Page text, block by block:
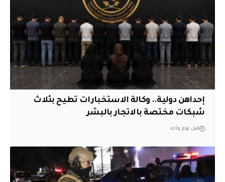
إحداهن دولية.. وكالة الاستخبارات تطيح بثلاث
شبكات مختصة بالاتجار بالبشر
قبل يوم واحد